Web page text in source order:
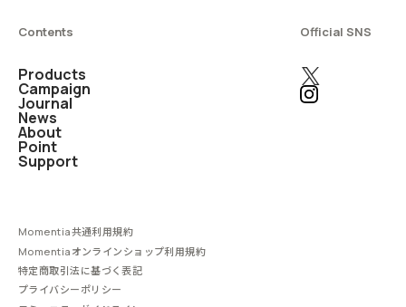
Contents
Products
Campaign
Journal
News
About
Point
Support
Official SNS
Momentia共通利用規約
Momentiaオンラインショップ利用規約
特定商取引法に基づく表記
プライバシーポリシー